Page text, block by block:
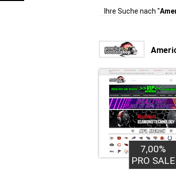
Ihre Suche nach "
7,00%
PRO SALE